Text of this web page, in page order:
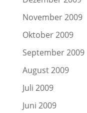
November 2009
Oktober 2009
September 2009
August 2009
Juli 2009
Juni 2009